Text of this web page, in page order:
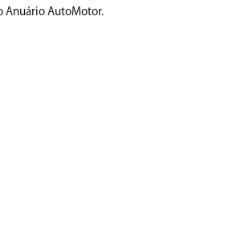
Anuário AutoMotor.